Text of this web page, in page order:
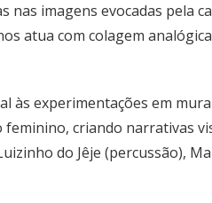
imagens evocadas pela
atua com colagem
às experimentações em
criando narrativas
do Jêje (percussão),